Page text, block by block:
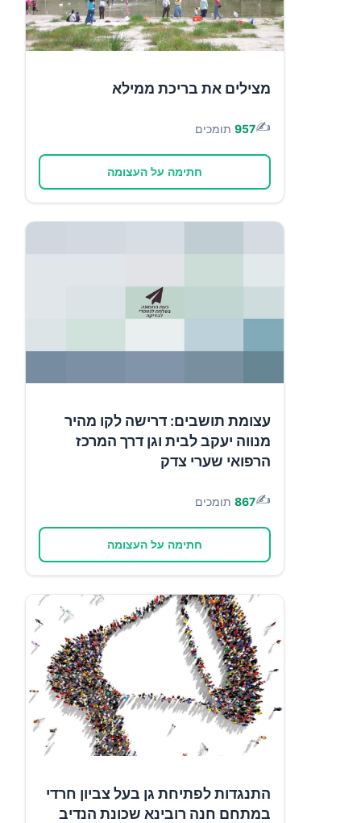
מצילים את בריכת ממילא
✍️
957 תומכים
חתימה על העצומה
עצומת תושבים: דרישה לקו מהיר
מנווה יעקב לבית וגן דרך המרכז
הרפואי שערי צדק
✍️
867 תומכים
חתימה על העצומה
התנגדות לפתיחת גן בעל צביון חרדי
במתחם חנה רובינא שכונת הנדיב